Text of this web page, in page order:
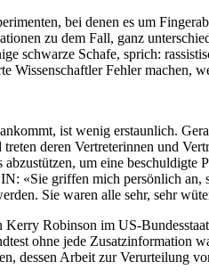
bei denen es um
zu dem Fall, ganz
schwarze Schafe, sprich:
Wissenschaftler Fehler machen,
ist wenig erstaunlich.
deren Vertreterinnen und
um eine beschuldigte
«Sie griffen mich persönlich an,
Sie waren alle sehr, sehr
Robinson im US-
ohne jede Zusatzinformation
dessen Arbeit zur Verurteilung